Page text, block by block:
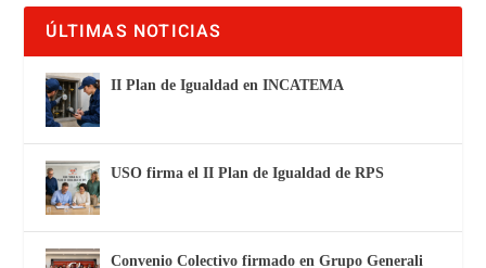
ÚLTIMAS NOTICIAS
II Plan de Igualdad en INCATEMA
USO firma el II Plan de Igualdad de RPS
Convenio Colectivo firmado en Grupo Generali